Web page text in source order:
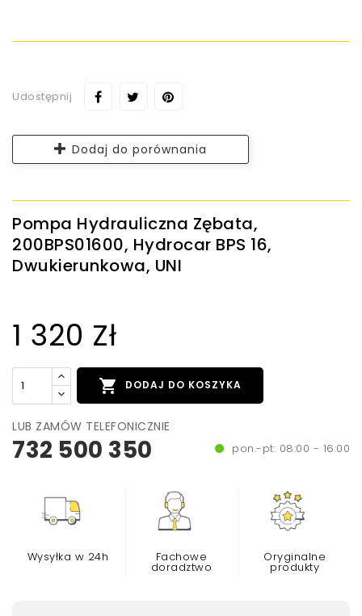
Udostępnij
Dodaj do porównania
Pompa Hydrauliczna Zębata,
200BPS01600, Hydrocar BPS 16,
Dwukierunkowa, UNI
1 320 Zł
 DODAJ DO KOSZYKA
LUB ZAMÓW TELEFONICZNIE
732 500 350 pon.-pt: 08:00 - 16:00
Wysyłka w 24h Fachowe
doradztwo
Oryginalne
produkty